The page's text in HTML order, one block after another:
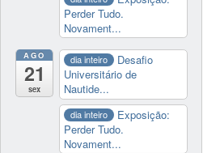
Perder Tudo.
Novament...
AGO
21
sex
dia inteiro
Desafio
Universitário de
Nautide...
dia inteiro
Exposição:
Perder Tudo.
Novament...